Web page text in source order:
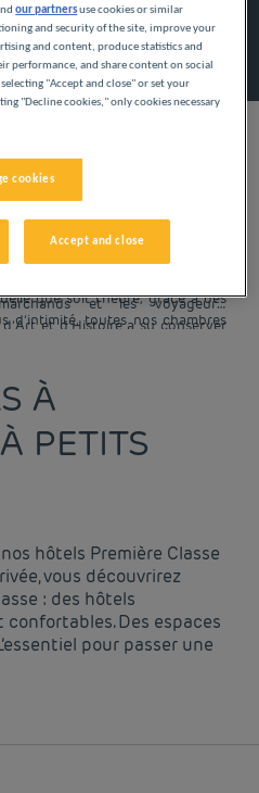
des nombreux services inclus
que soit l’heure, grâce à des
d’intimité, toutes nos chambres
aurez également accès à
grâce au wifi et pourrez
au réveil. Durant ce séjour,
grâce à la télévision à
de votre hôtel pas cher à
et les voyageurs.
et d’Histoire a su conserver
À
PETITS
hôtels Première Classe
vous découvrirez
: des hôtels
confortables. Des espaces
pour passer une
our partnersuse cookies or similar
and security of the site, improve your
and content, produce statistics and
performance, and share content on social
"Accept and close" or set your
"Decline cookies," only cookies necessary
cookies
Accept and close